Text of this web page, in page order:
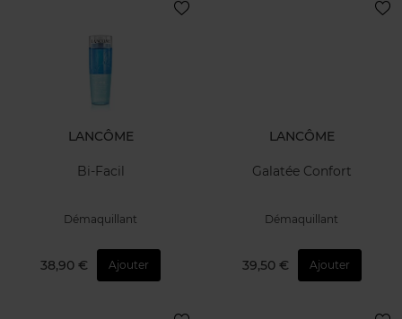
LANCÔME
Bi-Facil
Démaquillant
38,90 € Ajouter
LANCÔME
Galatée Confort
Démaquillant
39,50 € Ajouter